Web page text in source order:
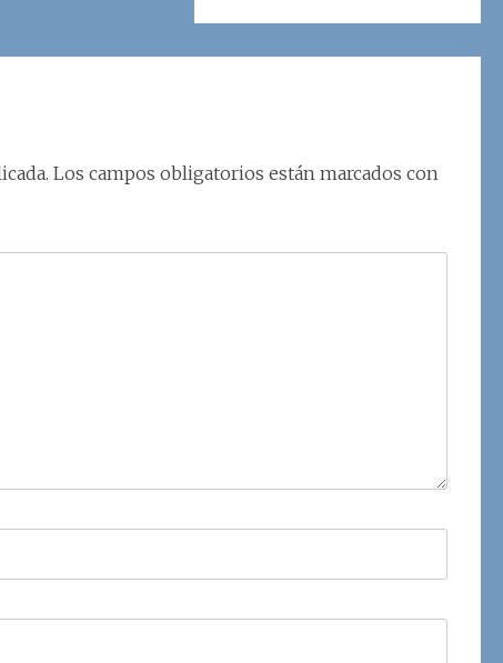
Los campos obligatorios están marcados con